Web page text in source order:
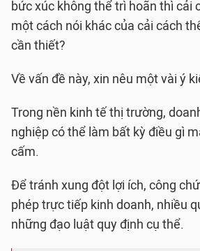
bức xúc không thể trì hoãn thì cải
một cách nói khác của cải cách
cần thiết?
Về vấn đề này, xin nêu một vài ý
Trong nền kinh tế thị trường,
nghiệp có thể làm bất kỳ điều gì
cấm.
Để tránh xung đột lợi ích, công
phép trực tiếp kinh doanh, nhiều
những đạo luật quy định cụ thể.